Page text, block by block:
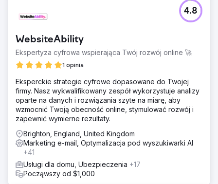
WebsiteAbility
Ekspertyza cyfrowa wspierająca Twój rozwój online 🚀
1 opinia
4.8
Eksperckie strategie cyfrowe dopasowane do Twojej
firmy. Nasz wykwalifikowany zespół wykorzystuje analizy
oparte na danych i rozwiązania szyte na miarę, aby
wzmocnić Twoją obecność online, stymulować rozwój i
zapewnić wymierne rezultaty.
Brighton, England, United Kingdom
Marketing e-mail, Optymalizacja pod wyszukiwarki AI
+41
Usługi dla domu, Ubezpieczenia +17
Począwszy od $1,000